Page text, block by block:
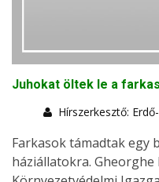
Juhokat öltek le a
Hírszerkesztő:
Farkasok támadtak egy
háziállatokra. Gheorghe